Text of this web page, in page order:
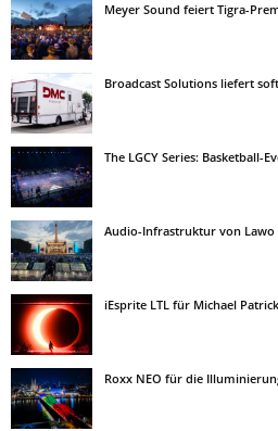
Meyer Sound feiert Tigra-
Broadcast Solutions liefert
The LGCY Series: Basketball-
Audio-Infrastruktur von Lawo
iEsprite LTL für Michael
Roxx NEO für die